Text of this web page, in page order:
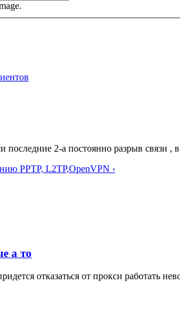
последние 2-а постоянно разрыв
PPTP, L2TP,OpenVPN ›
а то
отказаться от прокси работать